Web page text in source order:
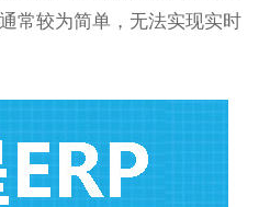
常较为简单，无法实现实时